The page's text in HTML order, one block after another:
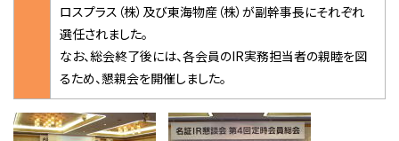
ロスプラス（株）及び東海物産（株）が副幹事長にそれぞれ
選任されました。
なお、総会終了後には、各会員のIR実務担当者の親睦を図
るため、懇親会を開催しました。